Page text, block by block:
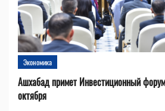
Экономика
Ашхабад примет Инвестиционный
октября